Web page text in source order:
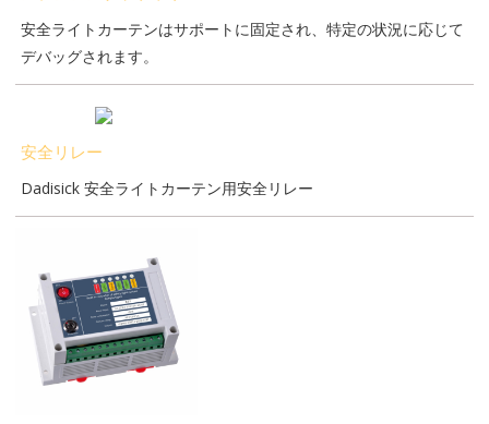
安全ライトカーテンはサポートに固定され、特定の状況に応じて
デバッグされます。
安全リレー
Dadisick 安全ライトカーテン用安全リレー